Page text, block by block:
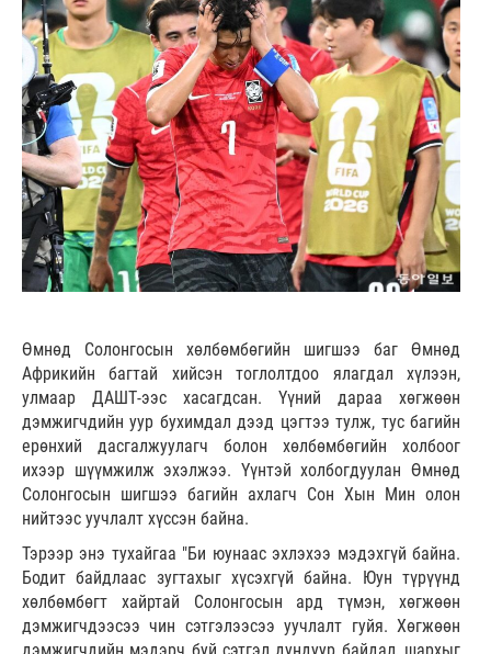
Өмнөд Солонгосын хөлбөмбөгийн шигшээ баг Өмнөд
Африкийн багтай хийсэн тоглолтдоо ялагдал хүлээн,
улмаар ДАШТ-ээс хасагдсан. Үүний дараа хөгжөөн
дэмжигчдийн уур бухимдал дээд цэгтээ тулж, тус багийн
ерөнхий дасгалжуулагч болон хөлбөмбөгийн холбоог
ихээр шүүмжилж эхэлжээ. Үүнтэй холбогдуулан Өмнөд
Солонгосын шигшээ багийн ахлагч Сон Хын Мин олон
нийтээс уучлалт хүссэн байна.
Тэрээр энэ тухайгаа "Би юунаас эхлэхээ мэдэхгүй байна.
Бодит байдлаас зугтахыг хүсэхгүй байна. Юун түрүүнд
хөлбөмбөгт хайртай Солонгосын ард түмэн, хөгжөөн
дэмжигчдээсээ чин сэтгэлээсээ уучлалт гуйя. Хөгжөөн